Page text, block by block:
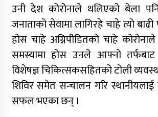
उनी देश कोरोनाले थलिएको बेला
जनाताको सेवामा लागिरहे चाहे त्यो
होस चाहे अग्निपीडितको चाहे
समस्यामा होस उनले आफ्नो
विशेषज्ञ चिकित्सकसहितको टोली
शिविर समेत सन्चालन गरि
सफल भएका छन् ।